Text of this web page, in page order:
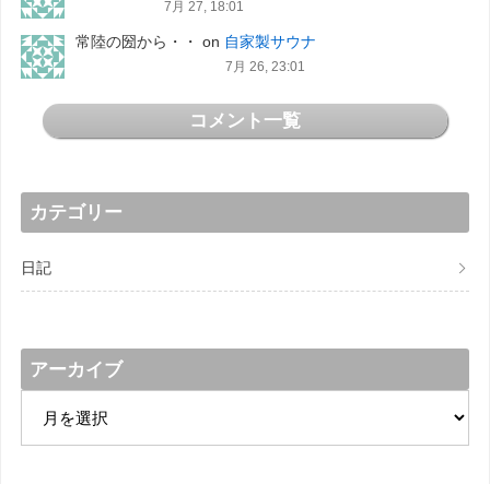
7月 27, 18:01
常陸の圀から・・ on 自家製サウナ
7月 26, 23:01
コメント一覧
カテゴリー
日記
アーカイブ
カ